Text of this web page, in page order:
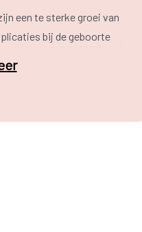
een te sterke groei van
bij de geboorte